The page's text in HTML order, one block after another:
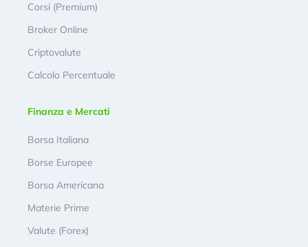
Corsi (Premium)
Broker Online
Criptovalute
Calcolo Percentuale
Finanza e Mercati
Borsa Italiana
Borse Europee
Borsa Americana
Materie Prime
Valute (Forex)